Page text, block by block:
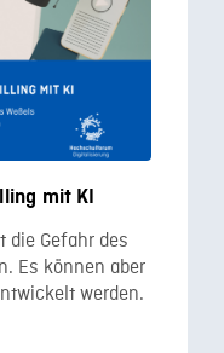
mit KI
die Gefahr des
Es können aber
werden.